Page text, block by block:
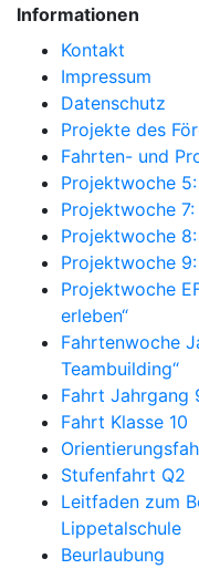
Informationen
Kontakt
Impressum
Datenschutz
Projekte des
Fahrten- und
Projektwoche
Projektwoche
Projektwoche
Projektwoche
Projektwoche
erleben“
Fahrtenwoche
Teambuilding“
Fahrt Jahrgang
Fahrt Klasse 10
Stufenfahrt Q2
Leitfaden zum
Lippetalschule
Beurlaubung